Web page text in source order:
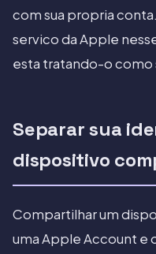
com sua propria
servico da Apple
esta tratando-o como
Separar sua
dispositivo
Compartilhar um
uma Apple Account e